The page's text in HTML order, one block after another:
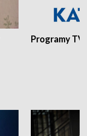
Programy